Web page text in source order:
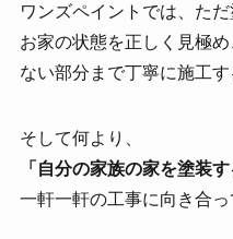
ワンズペイントでは、ただ
お家の状態を正しく見極
ない部分まで丁寧に施工
そして何より、
「自分の家族の家を塗装す
一軒一軒の工事に向き合っ